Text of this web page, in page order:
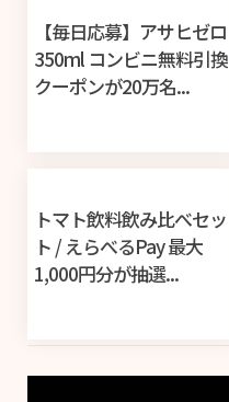
【毎日応募】アサヒゼロ
350ml コンビニ無料引換
クーポンが20万名...
トマト飲料飲み比べセッ
ト / えらべるPay 最大
1,000円分が抽選...